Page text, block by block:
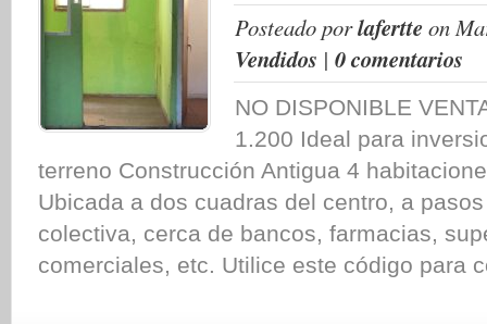
Posteado porlafertteon
Vendidos | 0 comentarios
NO DISPONIBLE
1.200 Ideal para
terreno Construcción Antigua 4
Ubicada a dos cuadras del centro, a
colectiva, cerca de bancos, farmacias,
comerciales, etc. Utilice este código para